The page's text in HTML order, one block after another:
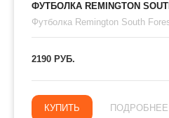
ФУТБОЛКА REMINGTON
Футболка Remington South
2190 РУБ.
КУПИТЬ ПОДРОБНЕЕ